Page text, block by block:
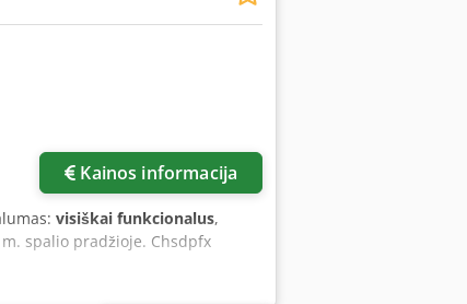
Kainos informacija
visiškai funkcionalus,
spalio pradžioje. Chsdpfx